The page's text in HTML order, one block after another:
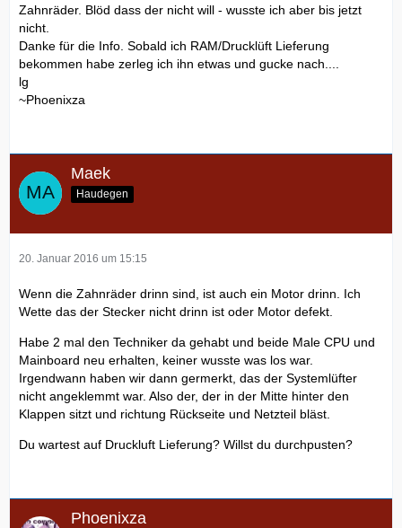
Zahnräder. Blöd dass der nicht will - wusste ich aber bis jetzt
nicht.
Danke für die Info. Sobald ich RAM/Drucklüft Lieferung
bekommen habe zerleg ich ihn etwas und gucke nach....
lg
~Phoenixza
Maek
Haudegen
20. Januar 2016 um 15:15
Wenn die Zahnräder drinn sind, ist auch ein Motor drinn. Ich
Wette das der Stecker nicht drinn ist oder Motor defekt.
Habe 2 mal den Techniker da gehabt und beide Male CPU und
Mainboard neu erhalten, keiner wusste was los war.
Irgendwann haben wir dann germerkt, das der Systemlüfter
nicht angeklemmt war. Also der, der in der Mitte hinter den
Klappen sitzt und richtung Rückseite und Netzteil bläst.
Du wartest auf Druckluft Lieferung? Willst du durchpusten?
Phoenixza